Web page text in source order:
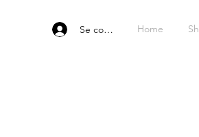
Se connecter Home